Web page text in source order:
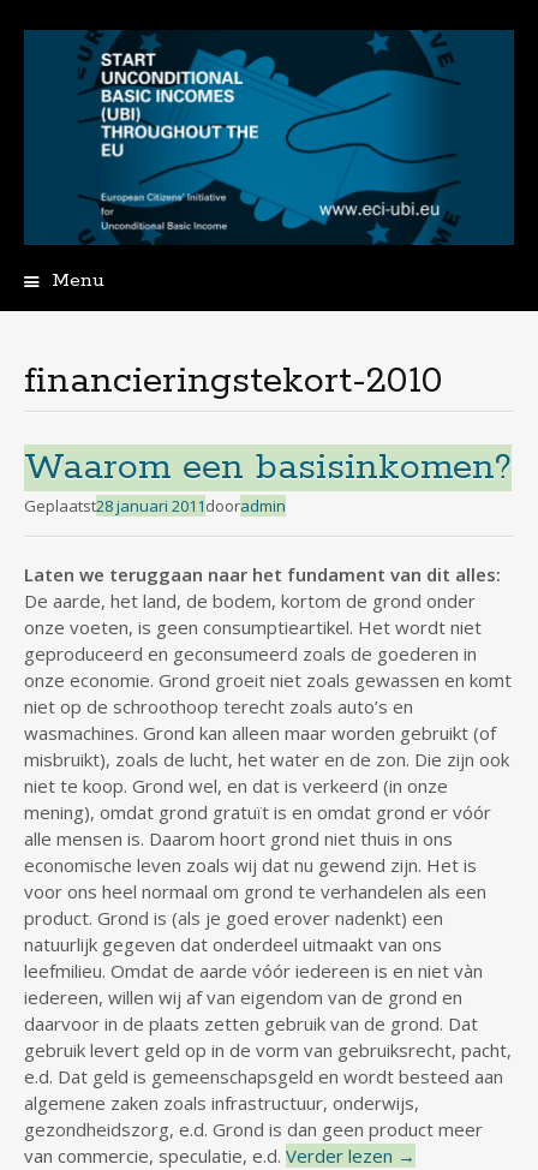
Menu
inhoud
financieringstekort-2010
Waarom een basisinkomen?
Geplaatst28 januari 2011dooradmin
Laten we teruggaan naar het fundament van dit alles:
De aarde, het land, de bodem, kortom de grond onder
onze voeten, is geen consumptieartikel. Het wordt niet
geproduceerd en geconsumeerd zoals de goederen in
onze economie. Grond groeit niet zoals gewassen en komt
niet op de schroothoop terecht zoals auto’s en
wasmachines. Grond kan alleen maar worden gebruikt (of
misbruikt), zoals de lucht, het water en de zon. Die zijn ook
niet te koop. Grond wel, en dat is verkeerd (in onze
mening), omdat grond gratuït is en omdat grond er vóór
alle mensen is. Daarom hoort grond niet thuis in ons
economische leven zoals wij dat nu gewend zijn. Het is
voor ons heel normaal om grond te verhandelen als een
product. Grond is (als je goed erover nadenkt) een
natuurlijk gegeven dat onderdeel uitmaakt van ons
leefmilieu. Omdat de aarde vóór iedereen is en niet vàn
iedereen, willen wij af van eigendom van de grond en
daarvoor in de plaats zetten gebruik van de grond. Dat
gebruik levert geld op in de vorm van gebruiksrecht, pacht,
e.d. Dat geld is gemeenschapsgeld en wordt besteed aan
algemene zaken zoals infrastructuur, onderwijs,
gezondheidszorg, e.d. Grond is dan geen product meer
van commercie, speculatie, e.d. Verder lezen →